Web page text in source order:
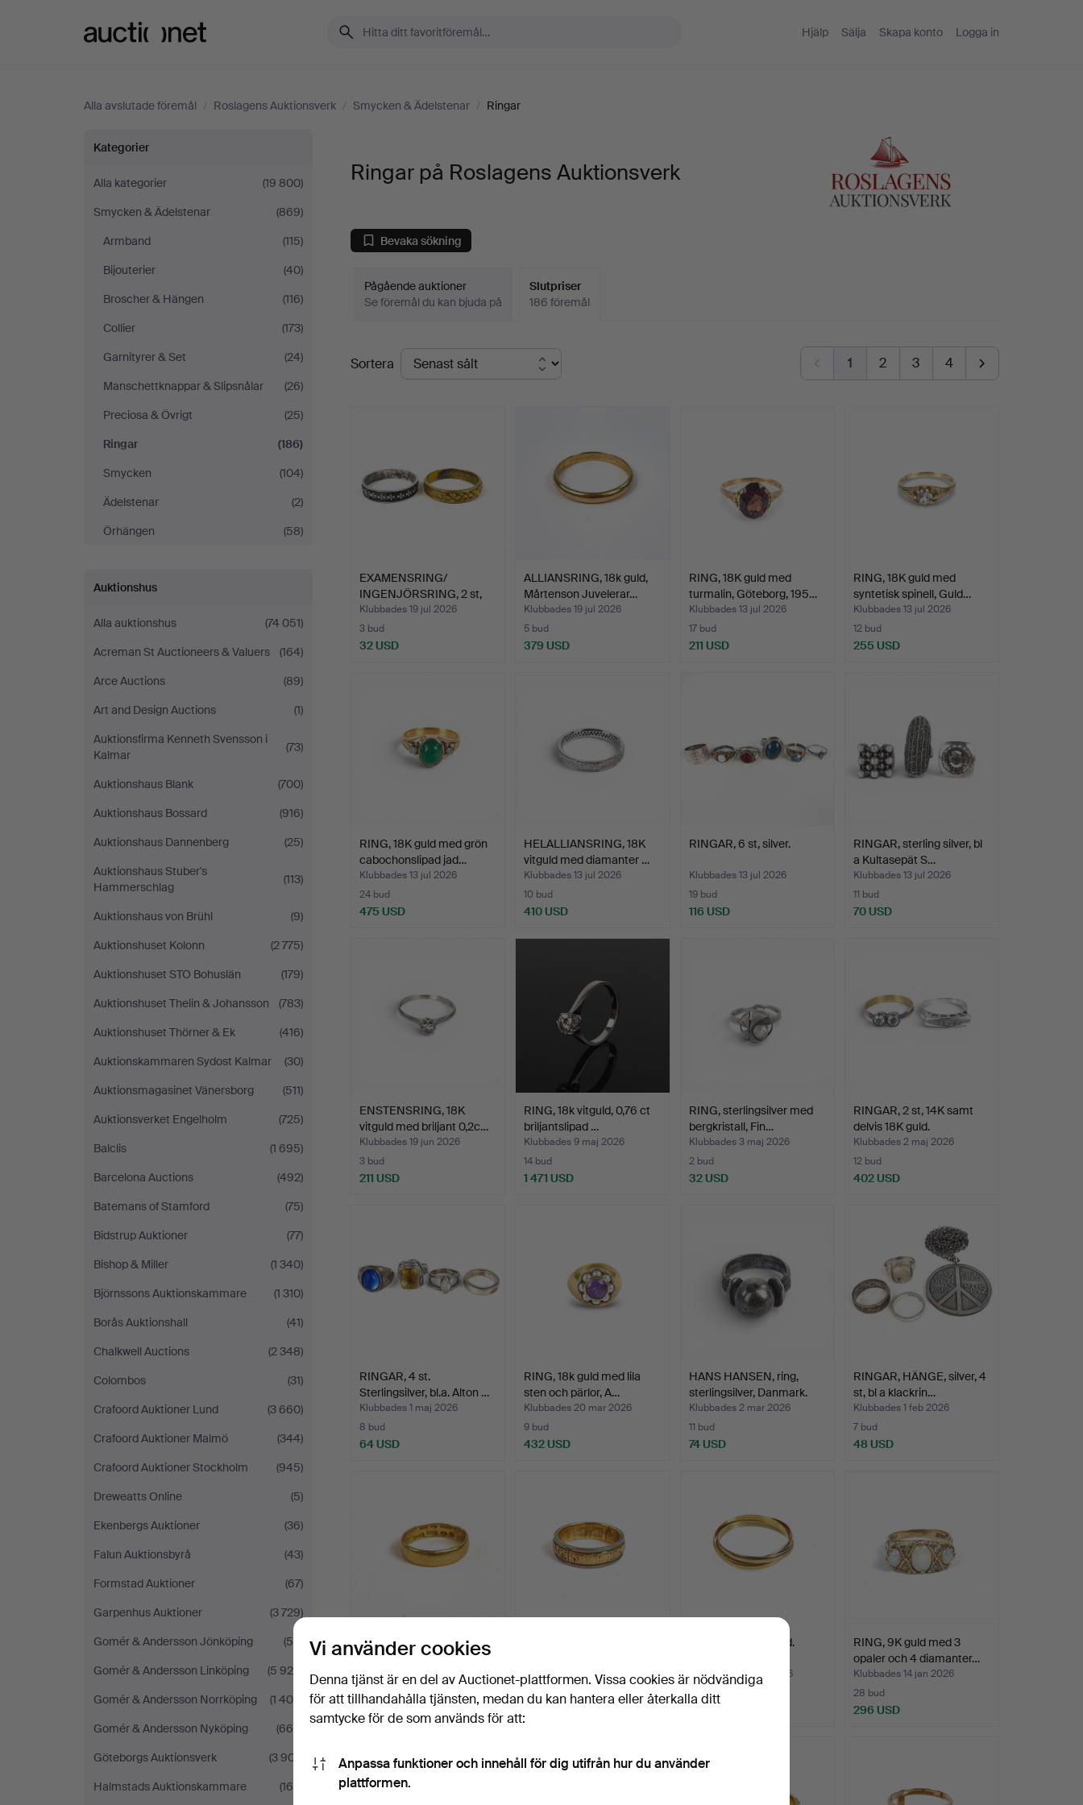
Hjälp Sälja Skapa konto Logga in
Alla avslutade föremål / Roslagens Auktionsverk / Smycken & Ädelstenar / Ringar
Ringar
på
Roslagens
Auktionsverk
Kategorier
Alla kategorier
(19 800)
Smycken & Ädelstenar
(869)
Armband
(115)
Bijouterier
(40)
Broscher & Hängen
(116)
Collier
(173)
Garnityrer & Set
(24)
Manschettknappar & Slipsnålar
(26)
Preciosa & Övrigt
(25)
Ringar
(186)
Smycken
(104)
Ädelstenar
(2)
Örhängen
(58)
Auktionshus
Alla auktionshus
(74 051)
Acreman St Auctioneers & Valuers
(164)
Arce Auctions
(89)
Art and Design Auctions
(1)
Auktionsfirma Kenneth Svensson i
Kalmar
(73)
Auktionshaus Blank
(700)
Auktionshaus Bossard
(916)
Auktionshaus Dannenberg
(25)
Auktionshaus Stuber's
Hammerschlag
(113)
Auktionshaus von Brühl
(9)
Auktionshuset Kolonn
(2 775)
Auktionshuset STO Bohuslän
(179)
Auktionshuset Thelin & Johansson
(783)
Auktionshuset Thörner & Ek
(416)
Auktionskammaren Sydost Kalmar
(30)
Auktionsmagasinet Vänersborg
(511)
Auktionsverket Engelholm
(725)
Balclis
(1 695)
Barcelona Auctions
(492)
Batemans of Stamford
(75)
Bidstrup Auktioner
(77)
Bishop & Miller
(1 340)
Björnssons Auktionskammare
(1 310)
Borås Auktionshall
(41)
Chalkwell Auctions
(2 348)
Colombos
(31)
Crafoord Auktioner Lund
(3 660)
Crafoord Auktioner Malmö
(344)
Crafoord Auktioner Stockholm
(945)
Dreweatts Online
(5)
Ekenbergs Auktioner
(36)
Falun Auktionsbyrå
(43)
Formstad Auktioner
(67)
Garpenhus Auktioner
(3 729)
Gomér & Andersson Jönköping
(56)
Gomér & Andersson Linköping
(5 920)
Gomér & Andersson Norrköping
(1 404)
Gomér & Andersson Nyköping
(669)
Göteborgs Auktionsverk
(3 907)
Halmstads Auktionskammare
(160)
Ringar på Roslagens Auktionsverk
Bevaka sökning
Pågående auktioner
Se föremål du kan bjuda på
Slutpriser
186 föremål
Slutpriser
Sortera 1 2 3 4
EXAMENSRING/
INGENJÖRSRING, 2 st,
silver s…
Klubbades 19 jul 2026
3 bud
32 USD
ALLIANSRING, 18k guld,
Mårtenson Juvelerar…
Klubbades 19 jul 2026
5 bud
379 USD
RING, 18K guld med
turmalin, Göteborg, 195…
Klubbades 13 jul 2026
17 bud
211 USD
RING, 18K guld med
syntetisk spinell, Guld…
Klubbades 13 jul 2026
12 bud
255 USD
RING, 18K guld med grön
cabochonslipad jad…
Klubbades 13 jul 2026
24 bud
475 USD
HELALLIANSRING, 18K
vitguld med diamanter …
Klubbades 13 jul 2026
10 bud
410 USD
RINGAR, 6 st, silver.
Klubbades 13 jul 2026
19 bud
116 USD
RINGAR, sterling silver, bl
a Kultasepät S…
Klubbades 13 jul 2026
11 bud
70 USD
ENSTENSRING, 18K
vitguld med briljant 0,2c…
Klubbades 19 jun 2026
3 bud
211 USD
RING, 18k vitguld, 0,76 ct
briljantslipad …
Klubbades 9 maj 2026
14 bud
1 471 USD
RING, sterlingsilver med
bergkristall, Fin…
Klubbades 3 maj 2026
2 bud
32 USD
RINGAR, 2 st, 14K samt
delvis 18K guld.
Klubbades 2 maj 2026
12 bud
402 USD
RINGAR, 4 st.
Sterlingsilver, bl.a. Alton …
Klubbades 1 maj 2026
8 bud
64 USD
RING, 18k guld med lila
sten och pärlor, A…
Klubbades 20 mar 2026
9 bud
432 USD
HANS HANSEN, ring,
sterlingsilver, Danmark.
Klubbades 2 mar 2026
11 bud
74 USD
RINGAR, HÄNGE, silver, 4
st, bl a klackrin…
Klubbades 1 feb 2026
7 bud
48 USD
RING, 23K guld, två
ihopsatta ringar.
Klubbades 26 jan 2026
5 bud
529 USD
Klubbades 26 jan 2026
2 bud
TRIORING, 18K guld.
Klubbades 20 jan 2026
8 bud
RING, 9K guld med 3
opaler och 4 diamanter…
Klubbades 14 jan 2026
28 bud
296 USD
Vi använder cookies
Denna tjänst är en del av Auctionet-plattformen. Vissa cookies är nödvändiga
för att tillhandahålla tjänsten, medan du kan hantera eller återkalla ditt
samtycke för de som används för att:
Anpassa funktioner och innehåll för dig utifrån hur du använder
plattformen.